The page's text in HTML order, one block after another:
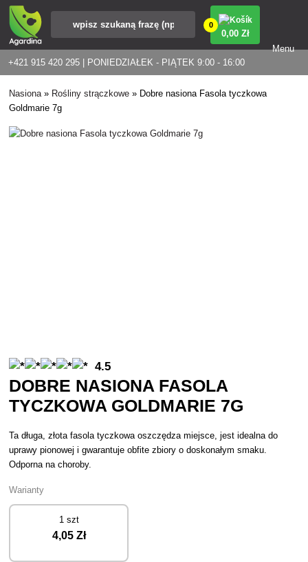
+421 915 420 295 | PONIEDZIAŁEK - PIĄTEK 9:00 - 16:00
0
0,00 Zł
Menu
Nasiona» Rośliny strączkowe » Dobre nasiona Fasola tyczkowa
Goldmarie 7g
4.5
DOBRE NASIONA FASOLA
TYCZKOWA GOLDMARIE 7G
Ta długa, złota fasola tyczkowa oszczędza miejsce, jest idealna do
uprawy pionowej i gwarantuje obfite zbiory o doskonałym smaku.
Odporna na choroby.
Warianty
1 szt
4,05 Zł